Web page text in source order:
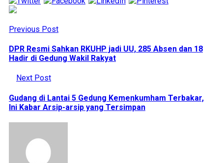
Previous Post
DPR Resmi Sahkan RKUHP jadi UU, 285 Absen dan 18
Hadir di Gedung Wakil Rakyat
Next Post
Gudang di Lantai 5 Gedung Kemenkumham Terbakar,
Ini Kabar Arsip-arsip yang Tersimpan